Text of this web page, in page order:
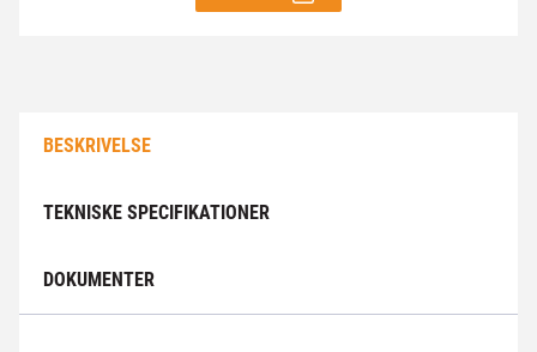
BESKRIVELSE
TEKNISKE SPECIFIKATIONER
DOKUMENTER